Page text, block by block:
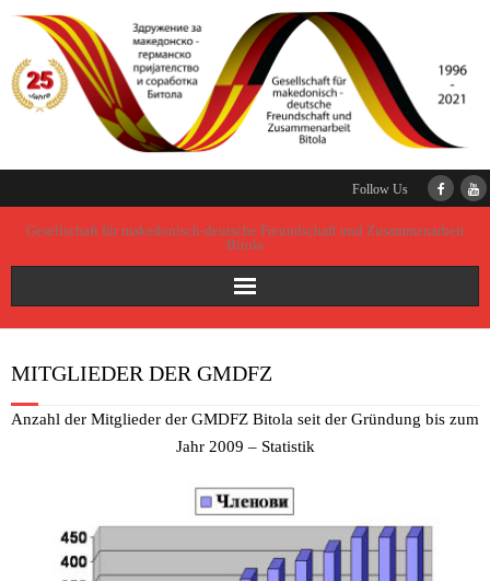
Follow Us
Gesellschaft für makedonisch-deutsche Freundschaft und Zusammenarbeit
Bitola
Startseite
Mitgliedschaft
MITGLIEDER DER GMDFZ
Anzahl der Mitglieder der GMDFZ Bitola seit der Gründung bis zum
Jahr 2009 – Statistik